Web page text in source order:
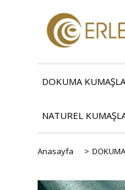
DOKUMA
NATUREL
Anasayfa >